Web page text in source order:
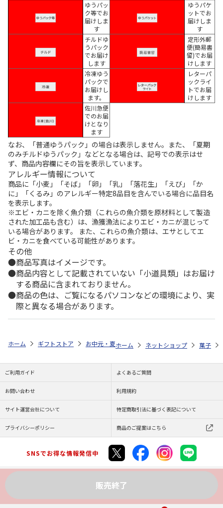
ゆうパッ
ク等でお
届けしま
す
ゆうパケ
ットでお
届けしま
す
チルドゆ
うパック
でお届け
します
定形外郵
便(簡易書
留)でお届
けします
冷凍ゆう
パックで
お届けし
ます。
レターパ
ックライ
トでお届
けします
佐川急便
でのお届
けとなり
ます
なお、「普通ゆうパック」の場合は表示しません。また、「夏期
のみチルドゆうパック」などとなる場合は、記号での表示はせ
ず、商品内容欄にその旨を表示しています。
アレルギー情報について
商品に「小麦」「そば」「卵」「乳」「落花生」「えび」「か
に」「くるみ」のアレルギー特定8品目を含んでいる場合に品目名
を表示します。
※エビ・カニを除く魚介類（これらの魚介類を原材料として製造
された加工品も含む）は、漁獲漁法によりエビ・カニが混じって
いる場合があります。 また、これらの魚介類は、エサとしてエ
ビ・カニを食べている可能性があります。
その他
商品写真はイメージです。
商品内容として記載されていない「小道具類」はお届け
する商品に含まれておりません。
商品の色は、ご覧になるパソコンなどの環境により、実
際と異なる場合があります。
販売終了
ホーム ギフトストア お中元・夏ギフト特集 2026 ゆうゆうギフト
ホーム ネットショップ 菓子
ご利用ガイド よくあるご質問
お問い合わせ 利用規約
サイト運営会社について 特定商取引法に基づく表記について
プライバシーポリシー 商品のご提案はこちら
SNSでお得な情報発信中